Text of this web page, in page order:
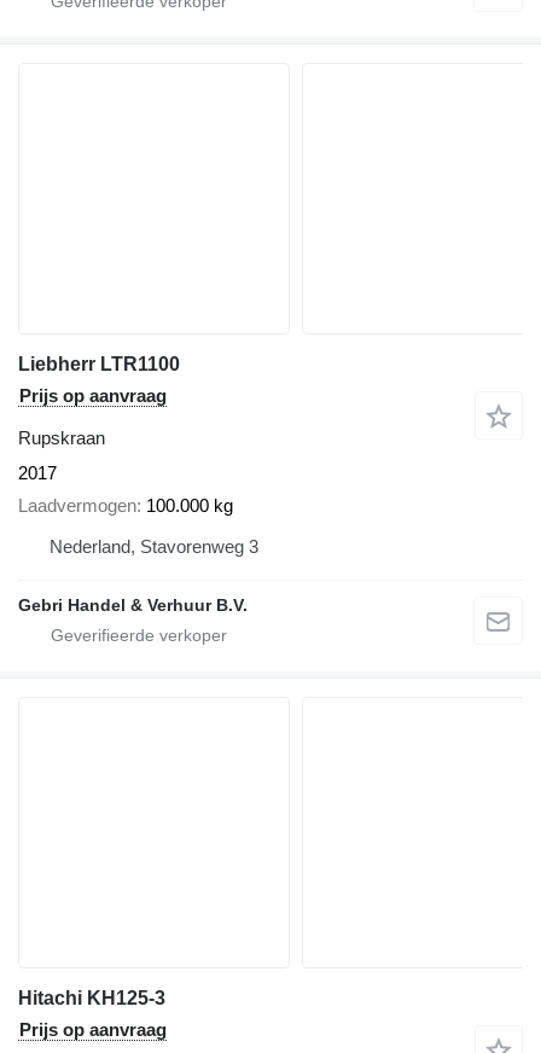
Liebherr LTR1100
Prijs op aanvraag
Rupskraan
2017
Laadvermogen 100.000 kg
Nederland, Stavorenweg 3
Gebri Handel & Verhuur B.V.
Hitachi KH125-3
Prijs op aanvraag